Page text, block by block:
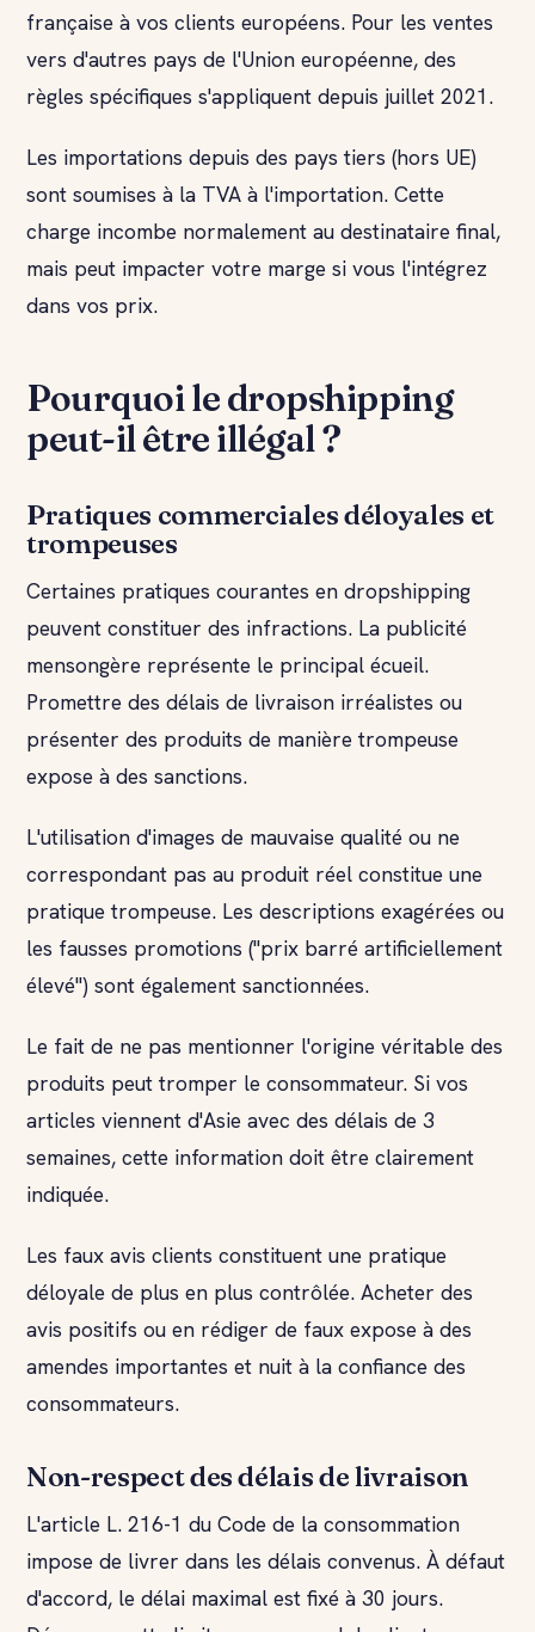
française à vos clients européens. Pour les ventes
vers d'autres pays de l'Union européenne, des
règles spécifiques s'appliquent depuis juillet 2021.
Les importations depuis des pays tiers (hors UE)
sont soumises à la TVA à l'importation. Cette
charge incombe normalement au destinataire final,
mais peut impacter votre marge si vous l'intégrez
dans vos prix.
Pourquoi le dropshipping
peut-il être illégal ?
Pratiques commerciales déloyales et
trompeuses
Certaines pratiques courantes en dropshipping
peuvent constituer des infractions. La publicité
mensongère représente le principal écueil.
Promettre des délais de livraison irréalistes ou
présenter des produits de manière trompeuse
expose à des sanctions.
L'utilisation d'images de mauvaise qualité ou ne
correspondant pas au produit réel constitue une
pratique trompeuse. Les descriptions exagérées ou
les fausses promotions ("prix barré artificiellement
élevé") sont également sanctionnées.
Le fait de ne pas mentionner l'origine véritable des
produits peut tromper le consommateur. Si vos
articles viennent d'Asie avec des délais de 3
semaines, cette information doit être clairement
indiquée.
Les faux avis clients constituent une pratique
déloyale de plus en plus contrôlée. Acheter des
avis positifs ou en rédiger de faux expose à des
amendes importantes et nuit à la confiance des
consommateurs.
Non-respect des délais de livraison
L'article L. 216-1 du Code de la consommation
impose de livrer dans les délais convenus. À défaut
d'accord, le délai maximal est fixé à 30 jours.